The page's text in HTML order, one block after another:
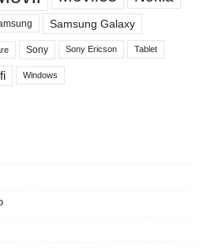
Samsung Galaxy
Sony Sony Ericson Tablet
Windows